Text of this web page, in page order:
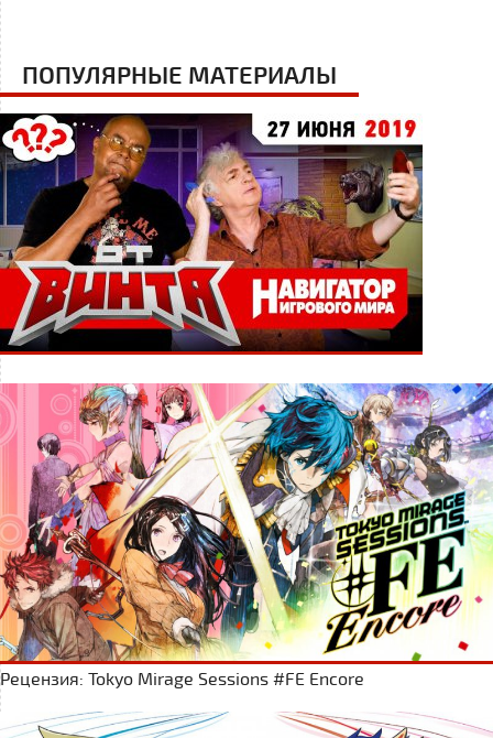
ПОПУЛЯРНЫЕ МАТЕРИАЛЫ
Рецензия: Tokyo Mirage Sessions #FE Encore